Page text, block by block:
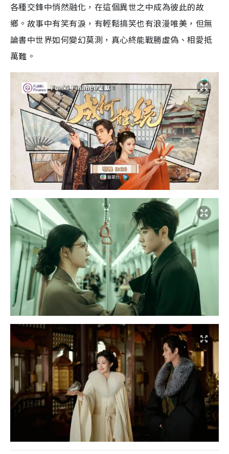
各種交鋒中悄然融化，在這個異世之中成為彼此的故
鄉。故事中有笑有淚，有輕鬆搞笑也有浪漫唯美，但無
論書中世界如何變幻莫測，真心終能戰勝虛偽、相愛抵
萬難。